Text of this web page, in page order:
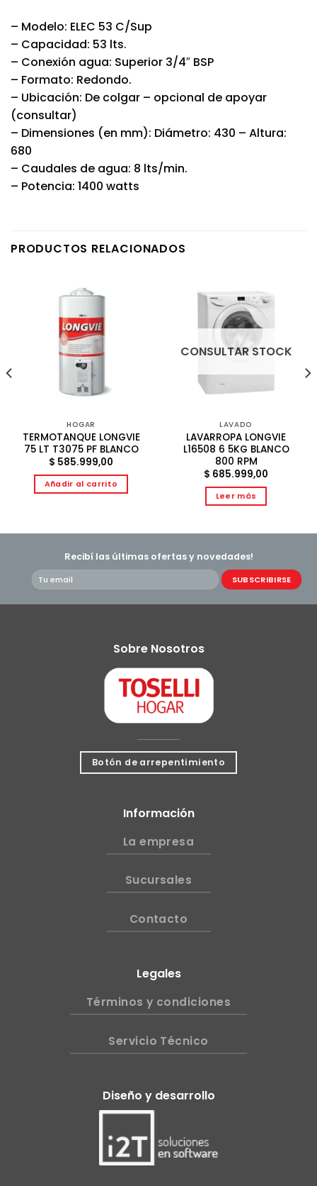
– Modelo: ELEC 53 C/Sup
– Capacidad: 53 lts.
– Conexión agua: Superior 3/4″ BSP
– Formato: Redondo.
– Ubicación: De colgar – opcional de apoyar
(consultar)
– Dimensiones (en mm): Diámetro: 430 – Altura:
680
– Caudales de agua: 8 lts/min.
– Potencia: 1400 watts
PRODUCTOS RELACIONADOS
HOGAR
TERMOTANQUE LONGVIE
75 LT T3075 PF BLANCO
$ 585.999,00
Añadir al carrito
CONSULTAR STOCK
LAVADO
LAVARROPA LONGVIE
L16508 6 5KG BLANCO
800 RPM
$ 685.999,00
Leer más
Recibí las últimas ofertas y novedades!
Sobre Nosotros
Botón de arrepentimiento
Información
La empresa
Sucursales
Contacto
Legales
Términos y condiciones
Servicio Técnico
Diseño y desarrollo